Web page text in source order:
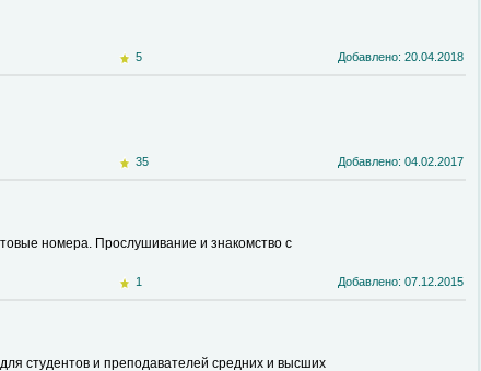
5 Добавлено: 20.04.2018
35 Добавлено: 04.02.2017
номера. Прослушивание и знакомство с
1 Добавлено: 07.12.2015
студентов и преподавателей средних и высших